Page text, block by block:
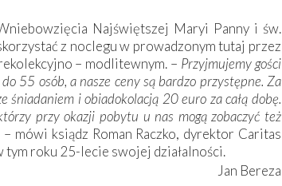
Najświętszej Maryi Panny i św.
z noclegu w prowadzonym tutaj przez
– modlitewnym. – Przyjmujemy gości
55 osób, a nasze ceny są bardzo przystępne. Za
śniadaniem i obiadokolacją 20 euro za całą dobę.
przy okazji pobytu u nas mogą zobaczyć też
– mówi ksiądz Roman Raczko, dyrektor Caritas
roku 25-lecie swojej działalności.
Jan Bereza